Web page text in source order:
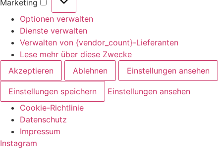
Marketing
Marketing
Optionen verwalten
Dienste verwalten
Verwalten von {vendor_count}-Lieferanten
Lese mehr über diese Zwecke
Akzeptieren
Ablehnen Einstellungen ansehen
Einstellungen speichern
Einstellungen ansehen
Cookie-Richtlinie
Datenschutz
Impressum
Zum
Instagram